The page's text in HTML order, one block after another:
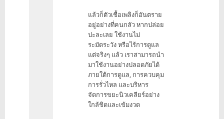
แล้วก็ตัวเชื้อเพลิงก็อันตราย
อยู่อย่างที่คนกลัว หากปล่อย
ปะละเลย ใช้งานไม่
ระมัดระวัง หรือไร้การดูแล
แต่จริงๆ แล้ว เราสามารถนำ
มาใช้งานอย่างปลอดภัยได้
ภายใต้การดูแล, การควบคุม
การรั่วไหล และบริหาร
จัดการขยะนิวเคลียร์อย่าง
ใกล้ชิดและเข้มงวด